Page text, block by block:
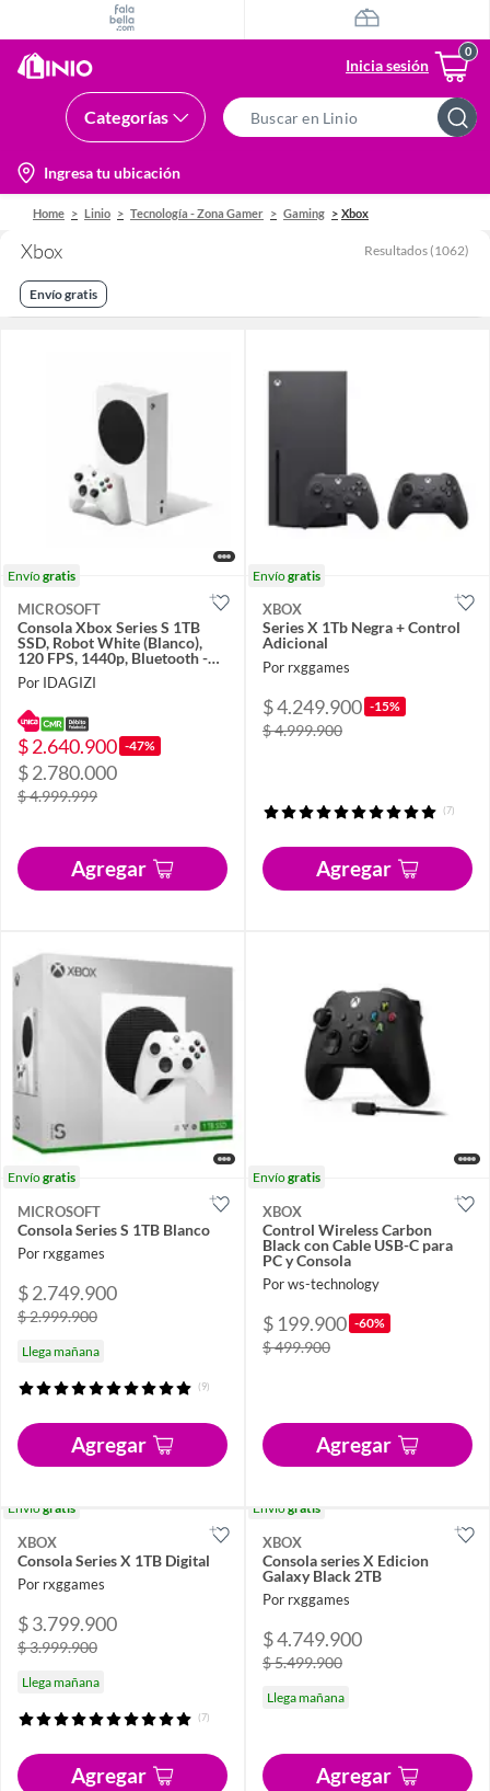
Inicia sesión
Categorías
Bar
location-
icon
Ingresa tu ubicación
Home Linio Tecnología - Zona Gamer Gaming Xbox
Xbox Resultados (1062)
Envío gratis
Envíogratis
MICROSOFT
Consola Xbox Series S 1TB
SSD, Robot White (Blanco),
120 FPS, 1440p, Bluetooth -
Xbox
Por IDAGIZI
$ 2.640.900 -47%
$ 2.780.000
$ 4.999.999
Agregar
Envíogratis
XBOX
Series X 1Tb Negra + Control
Adicional
Por rxggames
$ 4.249.900 -15%
$ 4.999.900
(7)
Agregar
Envíogratis
MICROSOFT
Consola Series S 1TB Blanco
Por rxggames
$ 2.749.900
$ 2.999.900
Llega mañana
(9)
Agregar
Envíogratis
XBOX
Control Wireless Carbon
Black con Cable USB-C para
PC y Consola
Por ws-technology
$ 199.900 -60%
$ 499.900
Agregar
Envíogratis
XBOX
Consola Series X 1TB Digital
Por rxggames
$ 3.799.900
$ 3.999.900
Llega mañana
(7)
Agregar
Envíogratis
XBOX
Consola series X Edicion
Galaxy Black 2TB
Por rxggames
$ 4.749.900
$ 5.499.900
Llega mañana
Agregar